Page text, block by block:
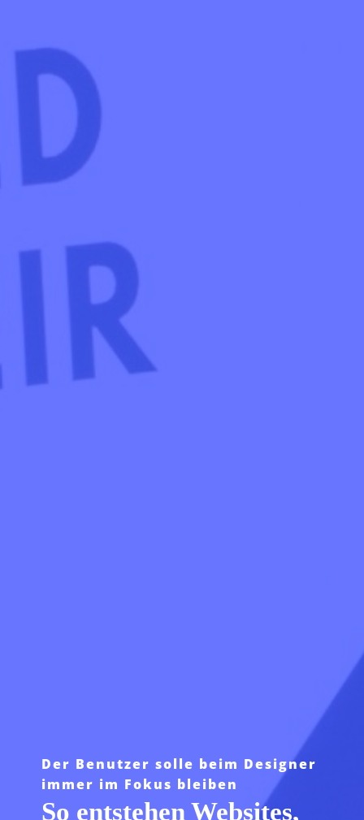
Der Benutzer solle beim Designer
immer im Fokus bleiben
So entstehen Websites,